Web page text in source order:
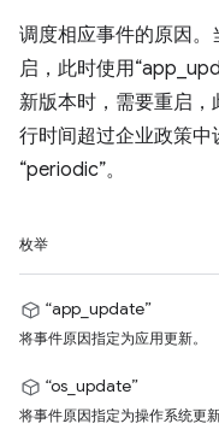
调度相应事件的原因
启，此时使用
新版本时，需要重启
行时间超过企业政策
“periodic”。
枚举
“app_update”
将事件原因指定为应用更新。
“os_update”
将事件原因指定为操作系统更新